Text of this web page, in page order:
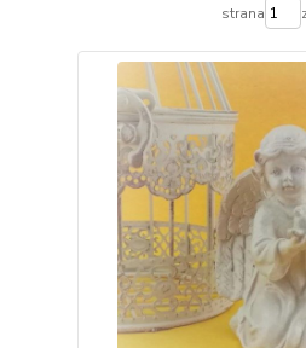
strana